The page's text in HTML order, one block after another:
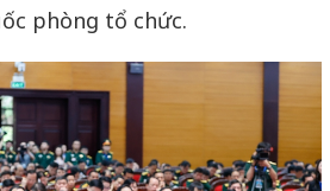
phòng tổ chức.